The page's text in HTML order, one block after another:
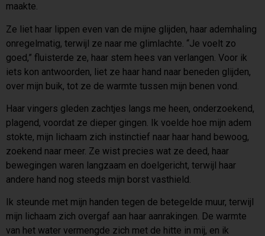
maakte.
Ze liet haar lippen even van de mijne glijden, haar ademhaling
onregelmatig, terwijl ze naar me glimlachte. “Je voelt zo
goed,” fluisterde ze, haar stem hees van verlangen. Voor ik
iets kon antwoorden, liet ze haar hand naar beneden glijden,
over mijn buik, tot ze de warmte tussen mijn benen vond.
Haar vingers gleden zachtjes langs me heen, onderzoekend,
plagend, voordat ze dieper gingen. Ik voelde hoe mijn adem
stokte, mijn lichaam zich instinctief naar haar hand bewoog,
zoekend naar meer. Ze wist precies wat ze deed, haar
bewegingen waren langzaam en doelgericht, terwijl haar
andere hand nog steeds mijn borst vasthield.
Ik steunde met mijn handen tegen de betegelde muur, terwijl
mijn lichaam zich overgaf aan haar aanrakingen. De warmte
van het water vermengde zich met de hitte in mij, en ik